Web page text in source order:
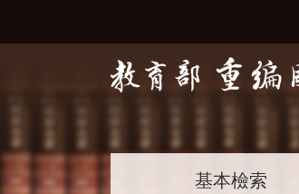
基本檢索